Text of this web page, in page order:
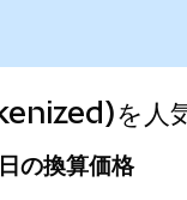
を人気
の換算価格